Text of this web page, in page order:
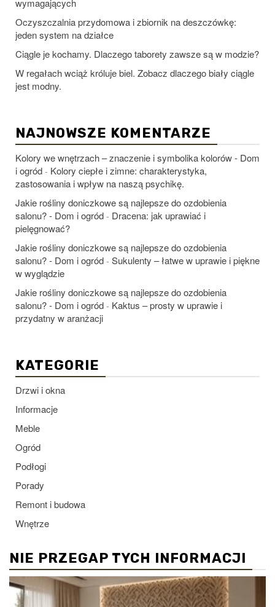
wymagających
Oczyszczalnia przydomowa i zbiornik na deszczówkę:
jeden system na działce
Ciągle je kochamy. Dlaczego taborety zawsze są w modzie?
W regałach wciąż króluje biel. Zobacz dlaczego biały ciągle
jest modny.
NAJNOWSZE KOMENTARZE
Kolory we wnętrzach – znaczenie i symbolika kolorów - Dom
i ogród - Kolory ciepłe i zimne: charakterystyka,
zastosowania i wpływ na naszą psychikę.
Jakie rośliny doniczkowe są najlepsze do ozdobienia
salonu? - Dom i ogród - Dracena: jak uprawiać i
pielęgnować?
Jakie rośliny doniczkowe są najlepsze do ozdobienia
salonu? - Dom i ogród - Sukulenty – łatwe w uprawie i piękne
w wyglądzie
Jakie rośliny doniczkowe są najlepsze do ozdobienia
salonu? - Dom i ogród - Kaktus – prosty w uprawie i
przydatny w aranżacji
KATEGORIE
Drzwi i okna
Informacje
Meble
Ogród
Podłogi
Porady
Remont i budowa
Wnętrze
NIE PRZEGAP TYCH INFORMACJI